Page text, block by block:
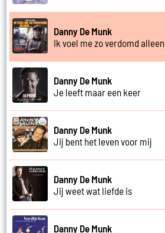
Danny De Munk
Ik voel me zo verdomd alleen
Danny De Munk
Je leeft maar een keer
Danny De Munk
Jij bent het leven voor mij
Danny De Munk
Jij weet wat liefde is
Danny De Munk